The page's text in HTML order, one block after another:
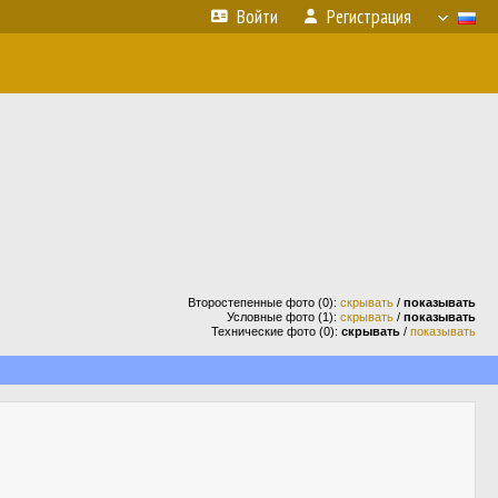
Войти Регистрация
Второстепенные фото (0): скрывать / показывать
Условные фото (1): скрывать / показывать
Технические фото (0): скрывать / показывать